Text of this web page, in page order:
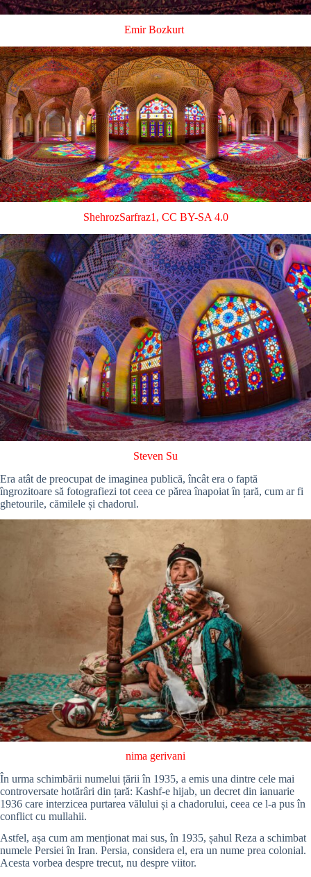
Emir Bozkurt
ShehrozSarfraz1 , CC BY-SA 4.0
Steven Su
Era atât de preocupat de imaginea publică, încât era o faptă
îngrozitoare să fotografiezi tot ceea ce părea înapoiat în țară, cum ar fi
ghetourile, cămilele și chadorul.
nima gerivani
În urma schimbării numelui țării în 1935, a emis una dintre cele mai
controversate hotărâri din țară: Kashf-e hijab, un decret din ianuarie
1936 care interzicea purtarea vălului și a chadorului, ceea ce l-a pus în
conflict cu mullahii.
Astfel, așa cum am menționat mai sus, în 1935, șahul Reza a schimbat
numele Persiei în Iran. Persia, considera el, era un nume prea colonial.
Acesta vorbea despre trecut, nu despre viitor.